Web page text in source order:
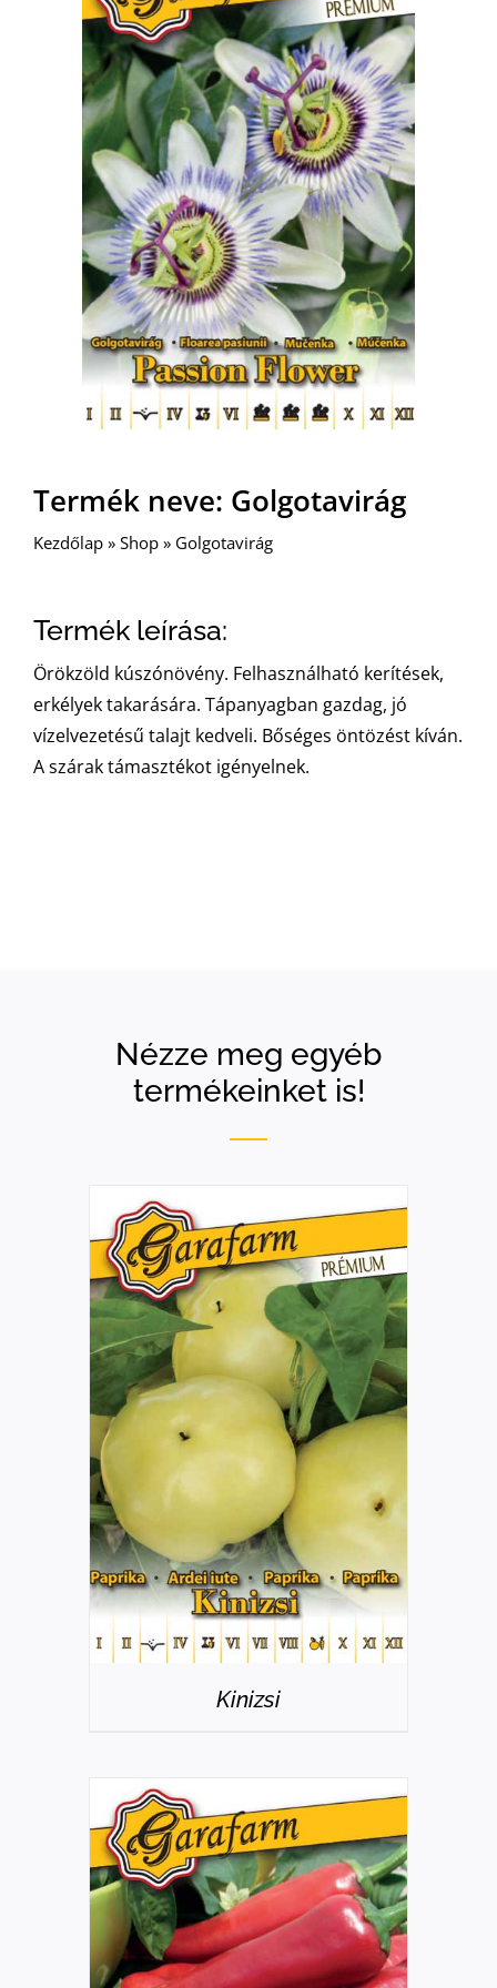
Termék neve: Golgotavirág
Kezdőlap » Shop » Golgotavirág
Termék leírása:
Örökzöld kúszónövény. Felhasználható kerítések,
erkélyek takarására. Tápanyagban gazdag, jó
vízelvezetésű talajt kedveli. Bőséges öntözést kíván.
A szárak támasztékot igényelnek.
Nézze meg egyéb
termékeinket is!
RÉSZLETEK
Kinizsi